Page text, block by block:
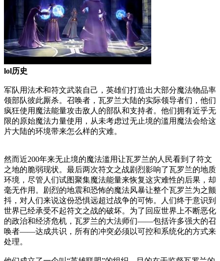
lol历史
军队用法术和符文武装自己，英雄们打造出大部分魔法物品率
领部队彼此厮杀。召唤者，瓦罗兰大陆的实际领导者们，他们
疯狂使用魔法能量攻击敌人的部队和支持者。他们拥有近乎无
限的原始魔法力量使用，从未考虑过无止境的滥用魔法会给这
片大陆的环境带来怎么样的灾难。
然而近200年来无止境的魔法滥用让瓦罗兰的人民看到了符文
之地的脆弱现状。最后两次符文之战剧烈影响了瓦罗兰的地质
环境，尽管人们试图聚集魔法能量来恢复这灾难性的后果，却
毫无作用。剧烈的地震和恐怖的魔法风暴让整个瓦罗兰为之颤
抖，对人们来说这份恐惧远超过战争的可怖。人们终于意识到
世界已经承受不起符文之战的破坏。为了回应世界上不断恶化
的政治和经济危机，瓦罗兰的大法师们——包括许多强大的召
唤者——达成共识，所有的冲突必须以可控和系统化的方式来
处理。